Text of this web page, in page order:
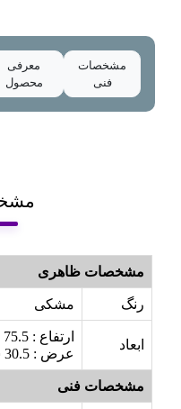
مشخصات
فنی
معرفی
محصول
مشخصات ظاهری
رنگ مشکی
ابعاد
عرض : 30.5 سانتی متر
مشخصات فنی